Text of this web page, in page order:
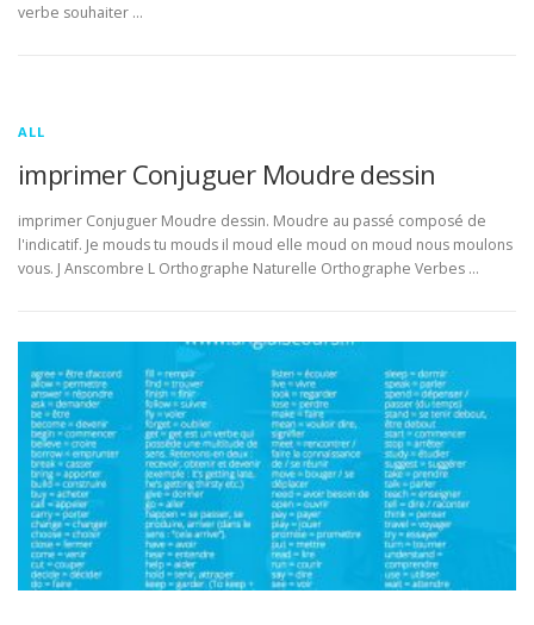
verbe souhaiter …
ALL
imprimer Conjuguer Moudre dessin
imprimer Conjuguer Moudre dessin. Moudre au passé composé de
l'indicatif. Je mouds tu mouds il moud elle moud on moud nous moulons
vous. J Anscombre L Orthographe Naturelle Orthographe Verbes …